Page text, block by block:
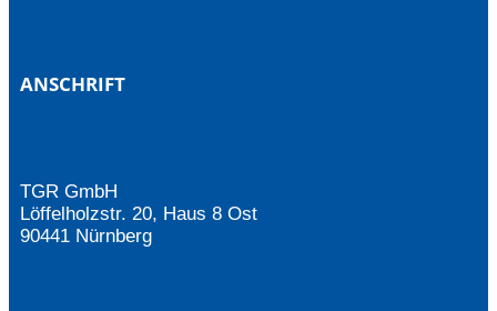
ANSCHRIFT
TGR GmbH
Löffelholzstr. 20, Haus 8 Ost
90441 Nürnberg